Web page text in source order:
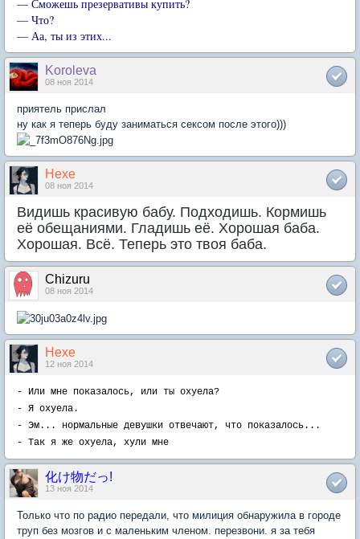
— Сможешь презервативы купить?
— Что?
— Аа, ты из этих...
Koroleva
08 ноя 2014
приятель прислал
ну как я теперь буду заниматься сексом после этого)))
Hexe
08 ноя 2014
Видишь красивую бабу. Подходишь. Кормишь
её обещаниями. Гладишь её. Хорошая баба.
Хорошая. Всё. Теперь это твоя баба.
Chizuru
08 ноя 2014
Hexe
12 ноя 2014
- Или мне показалось, или ты охуела?
- Я охуела.
- Эм... нормальные девушки отвечают, что показалось...
- Так я же охуела, хули мне
化け物だっ!
13 ноя 2014
Только что по радио передали, что милиция обнаружила в городе
труп без мозгов и с маленьким членом. перезвони. я за тебя